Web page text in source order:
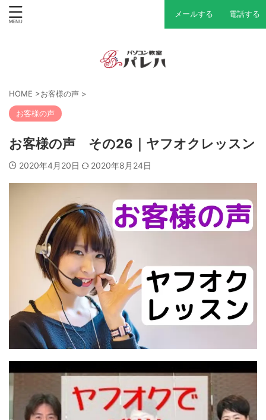
メールする 電話する
HOME >お客様の声 >
お客様の声
お客様の声 その26｜ヤフオクレッスン
2020年4月20日 2020年8月24日